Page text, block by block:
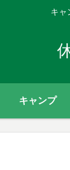
キャ
キャンプ